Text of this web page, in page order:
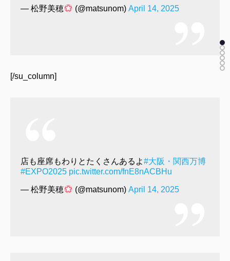
— 松野美穂 (@matsunom)April 14, 2025
[/su_column]
店も座席もわりとたくさんあるよ#大阪・関西万博
#EXPO2025 pic.twitter.com/fnE8nACBHu
— 松野美穂 (@matsunom)April 14, 2025